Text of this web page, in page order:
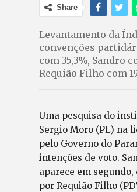
Share
Levantamento da
convenções
com 35,3%, Sandro
Requião Filho com
Uma pesquisa do
Sergio Moro (PL) na
pelo Governo do
intenções de voto.
aparece em segundo,
por Requião Filho